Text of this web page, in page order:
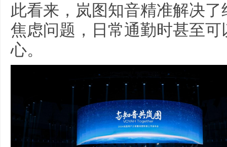
此看来，岚图知音精准解决
焦虑问题，日常通勤时甚至
心。